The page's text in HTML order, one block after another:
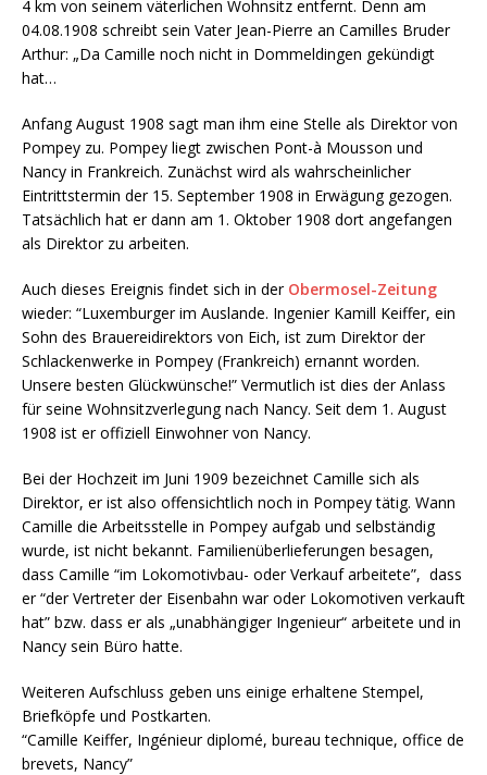
4 km von seinem väterlichen Wohnsitz entfernt. Denn am
04.08.1908 schreibt sein Vater Jean-Pierre an Camilles Bruder
Arthur: „Da Camille noch nicht in Dommeldingen gekündigt
hat…
Anfang August 1908 sagt man ihm eine Stelle als Direktor von
Pompey zu. Pompey liegt zwischen Pont-à Mousson und
Nancy in Frankreich. Zunächst wird als wahrscheinlicher
Eintrittstermin der 15. September 1908 in Erwägung gezogen.
Tatsächlich hat er dann am 1. Oktober 1908 dort angefangen
als Direktor zu arbeiten.
Auch dieses Ereignis findet sich in der Obermosel-Zeitung
wieder: “Luxemburger im Auslande. Ingenier Kamill Keiffer, ein
Sohn des Brauereidirektors von Eich, ist zum Direktor der
Schlackenwerke in Pompey (Frankreich) ernannt worden.
Unsere besten Glückwünsche!” Vermutlich ist dies der Anlass
für seine Wohnsitzverlegung nach Nancy. Seit dem 1. August
1908 ist er offiziell Einwohner von Nancy.
Bei der Hochzeit im Juni 1909 bezeichnet Camille sich als
Direktor, er ist also offensichtlich noch in Pompey tätig. Wann
Camille die Arbeitsstelle in Pompey aufgab und selbständig
wurde, ist nicht bekannt. Familienüberlieferungen besagen,
dass Camille “im Lokomotivbau- oder Verkauf arbeitete”, dass
er “der Vertreter der Eisenbahn war oder Lokomotiven verkauft
hat” bzw. dass er als „unabhängiger Ingenieur“ arbeitete und in
Nancy sein Büro hatte.
Weiteren Aufschluss geben uns einige erhaltene Stempel,
Briefköpfe und Postkarten.
“Camille Keiffer, Ingénieur diplomé, bureau technique, office de
brevets, Nancy”